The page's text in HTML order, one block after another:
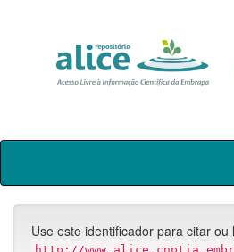
Skip
Use este identificador para citar